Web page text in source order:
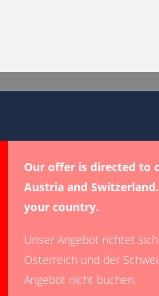
Our offer is directed to
Austria and
your country.
Unser Angebot richtet
Österreich und der
Angebot nicht buchen.